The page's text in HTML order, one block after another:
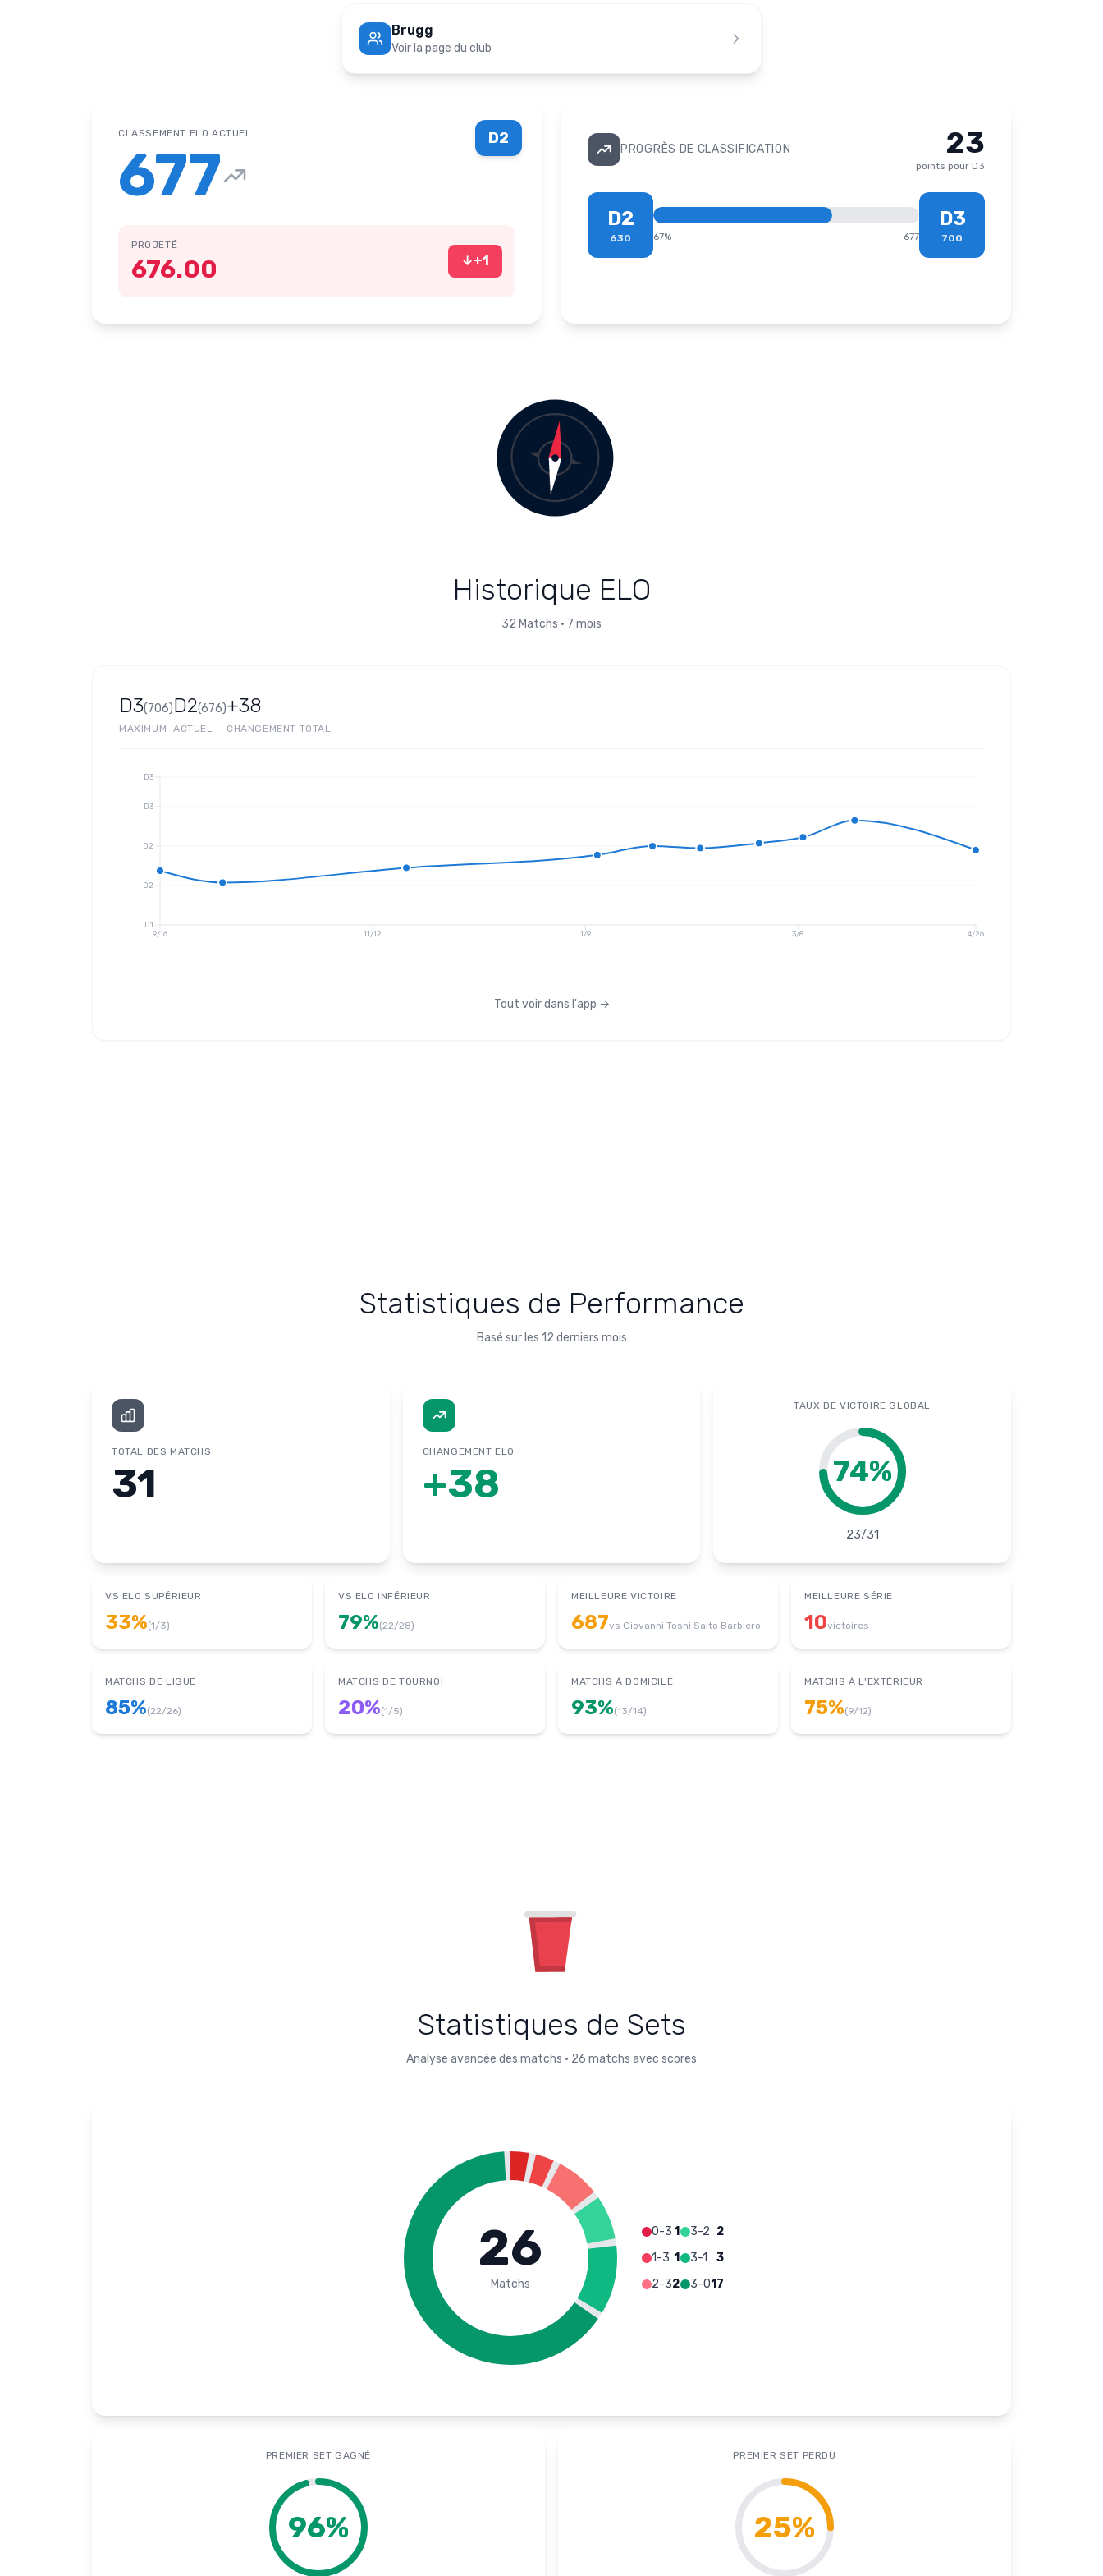
Brugg
Voir la page du club
D2
CLASSEMENT ELO ACTUEL
677
PROJETÉ
676.00 ↓+1
PROGRÈS DE CLASSIFICATION 23
points pour D3
D2
630 67% 677
D3
700
Historique ELO
32 Matchs • 7 mois
D3(706)
MAXIMUM
D2(676)
ACTUEL
+38
CHANGEMENT TOTAL
9/16 11/12 1/9 3/8 4/26
D1
D2
D2
D3
D3
Tout voir dans l'app →
Statistiques de Performance
Basé sur les 12 derniers mois
TOTAL DES MATCHS
31
CHANGEMENT ELO
+38
TAUX DE VICTOIRE GLOBAL
74%
23/31
VS ELO SUPÉRIEUR
33%(1/3)
VS ELO INFÉRIEUR
79%(22/28)
MEILLEURE VICTOIRE
687vs Giovanni Toshi Saito Barbiero
MEILLEURE SÉRIE
10victoires
MATCHS DE LIGUE
85%(22/26)
MATCHS DE TOURNOI
20%(1/5)
MATCHS À DOMICILE
93%(13/14)
MATCHS À L'EXTÉRIEUR
75%(9/12)
Statistiques de Sets
Analyse avancée des matchs • 26 matchs avec scores
26
Matchs
0-31
1-3 1
2-32
3-2 2
3-1
3
3-017
PREMIER SET GAGNÉ
96%
PREMIER SET PERDU
25%